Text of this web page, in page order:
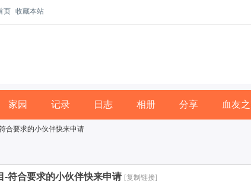
页 收藏本站
家园 记录 日志 相册 分享 血友
合要求的小伙伴快来申请
-符合要求的小伙伴快来申请 [复制链接]